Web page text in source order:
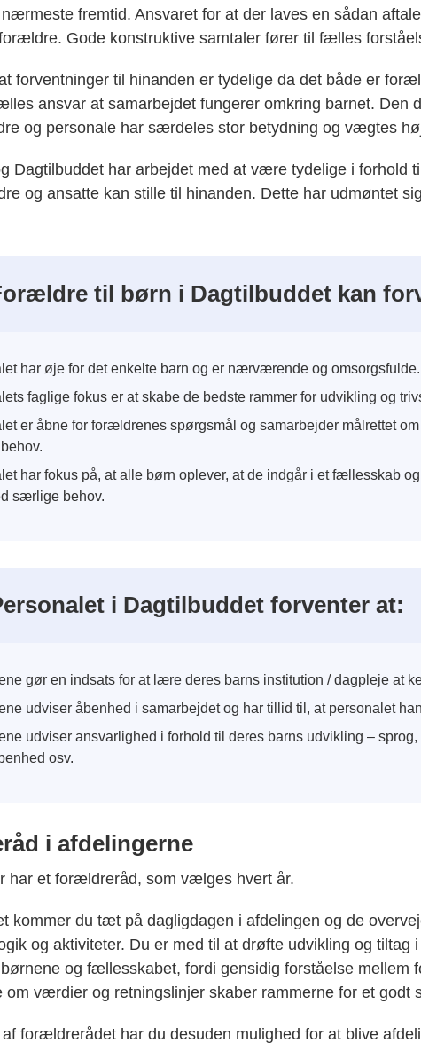
fremtid. Ansvaret for at der laves en sådan
Gode konstruktive samtaler fører til fælles
forventninger til hinanden er tydelige da det både er
ansvar at samarbejdet fungerer omkring barnet. Den
og personale har særdeles stor betydning og vægtes
Dagtilbuddet har arbejdet med at være tydelige i forhold
og ansatte kan stille til hinanden. Dette har udmøntet
til børn i Dagtilbuddet kan
har øje for det enkelte barn og er nærværende og omsorgsfulde.
faglige fokus er at skabe de bedste rammer for udvikling og
er åbne for forældrenes spørgsmål og samarbejder målrettet
har fokus på, at alle børn oplever, at de indgår i et fællesskab
særlige behov.
i Dagtilbuddet forventer at:
gør en indsats for at lære deres barns institution / dagpleje at
udviser åbenhed i samarbejdet og har tillid til, at personalet
udviser ansvarlighed i forhold til deres barns udvikling – sprog,
osv.
i afdelingerne
har et forældreråd, som vælges hvert år.
kommer du tæt på dagligdagen i afdelingen og de
og aktiviteter. Du er med til at drøfte udvikling og tiltag
og fællesskabet, fordi gensidig forståelse mellem
om værdier og retningslinjer skaber rammerne for et godt
forældrerådet har du desuden mulighed for at blive